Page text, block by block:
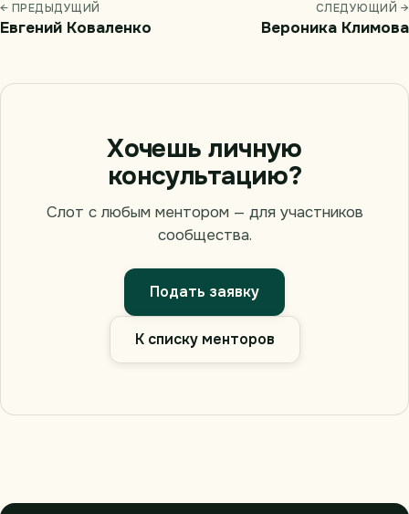
← ПРЕДЫДУЩИЙ
Евгений Коваленко
СЛЕДУЮЩИЙ →
Вероника Климова
Хочешь личную
консультацию?
Слот с любым ментором — для участников
сообщества.
Подать заявку
К списку менторов